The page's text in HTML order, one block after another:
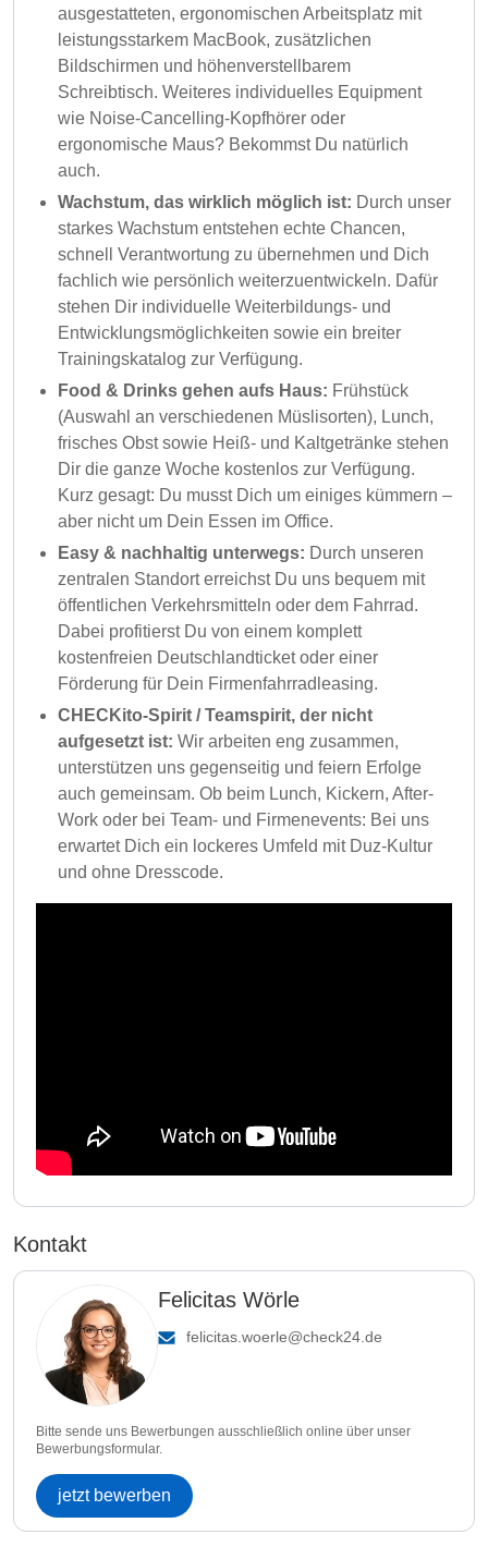
ausgestatteten, ergonomischen Arbeitsplatz mit
leistungsstarkem MacBook, zusätzlichen
Bildschirmen und höhenverstellbarem
Schreibtisch. Weiteres individuelles Equipment
wie Noise-Cancelling-Kopfhörer oder
ergonomische Maus? Bekommst Du natürlich
auch.
Wachstum, das wirklich möglich ist: Durch unser
starkes Wachstum entstehen echte Chancen,
schnell Verantwortung zu übernehmen und Dich
fachlich wie persönlich weiterzuentwickeln. Dafür
stehen Dir individuelle Weiterbildungs- und
Entwicklungsmöglichkeiten sowie ein breiter
Trainingskatalog zur Verfügung.
Food & Drinks gehen aufs Haus: Frühstück
(Auswahl an verschiedenen Müslisorten), Lunch,
frisches Obst sowie Heiß- und Kaltgetränke stehen
Dir die ganze Woche kostenlos zur Verfügung.
Kurz gesagt: Du musst Dich um einiges kümmern –
aber nicht um Dein Essen im Office.
Easy & nachhaltig unterwegs: Durch unseren
zentralen Standort erreichst Du uns bequem mit
öffentlichen Verkehrsmitteln oder dem Fahrrad.
Dabei profitierst Du von einem komplett
kostenfreien Deutschlandticket oder einer
Förderung für Dein Firmenfahrradleasing.
CHECKito-Spirit / Teamspirit, der nicht
aufgesetzt ist: Wir arbeiten eng zusammen,
unterstützen uns gegenseitig und feiern Erfolge
auch gemeinsam. Ob beim Lunch, Kickern, After-
Work oder bei Team- und Firmenevents: Bei uns
erwartet Dich ein lockeres Umfeld mit Duz-Kultur
und ohne Dresscode.
Kontakt
Felicitas Wörle
felicitas.woerle@check24.de
Bitte sende uns Bewerbungen ausschließlich online über unser
Bewerbungsformular.
jetzt bewerben